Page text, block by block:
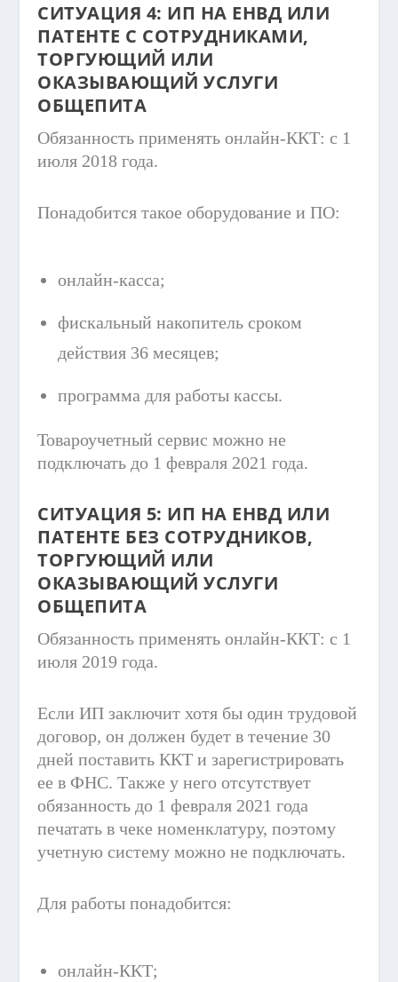
СИТУАЦИЯ 4: ИП НА ЕНВД ИЛИ
ПАТЕНТЕ С СОТРУДНИКАМИ,
ТОРГУЮЩИЙ ИЛИ
ОКАЗЫВАЮЩИЙ УСЛУГИ
ОБЩЕПИТА
Обязанность применять онлайн-ККТ: с 1
июля 2018 года.
Понадобится такое оборудование и ПО:
онлайн-касса;
фискальный накопитель сроком
действия 36 месяцев;
программа для работы кассы.
Товароучетный сервис можно не
подключать до 1 февраля 2021 года.
СИТУАЦИЯ 5: ИП НА ЕНВД ИЛИ
ПАТЕНТЕ БЕЗ СОТРУДНИКОВ,
ТОРГУЮЩИЙ ИЛИ
ОКАЗЫВАЮЩИЙ УСЛУГИ
ОБЩЕПИТА
Обязанность применять онлайн-ККТ: с 1
июля 2019 года.
Если ИП заключит хотя бы один трудовой
договор, он должен будет в течение 30
дней поставить ККТ и зарегистрировать
ее в ФНС. Также у него отсутствует
обязанность до 1 февраля 2021 года
печатать в чеке номенклатуру, поэтому
учетную систему можно не подключать.
Для работы понадобится:
онлайн-ККТ;